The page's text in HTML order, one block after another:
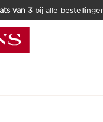
van 3 bij alle